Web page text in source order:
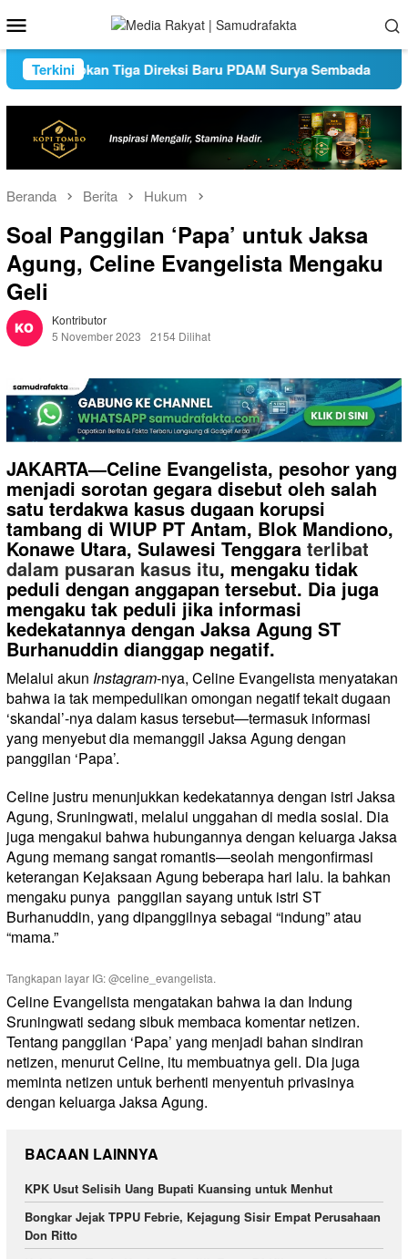
ke
kontenMobile
Terkini
Tetapkan Tiga Direksi Baru PDAM Surya Sembada
Beranda Berita Hukum
Soal Panggilan ‘Papa’ untuk Jaksa
Agung, Celine Evangelista Mengaku
Geli
Kontributor
5 November 2023
2154 Dilihat
JAKARTA—Celine Evangelista, pesohor yang
menjadi sorotan gegara disebut oleh salah
satu terdakwa kasus dugaan korupsi
tambang di WIUP PT Antam, Blok Mandiono,
Konawe Utara, Sulawesi Tenggara terlibat
dalam pusaran kasus itu, mengaku tidak
peduli dengan anggapan tersebut. Dia juga
mengaku tak peduli jika informasi
kedekatannya dengan Jaksa Agung ST
Burhanuddin dianggap negatif.
Melalui akun Instagram-nya, Celine Evangelista menyatakan
bahwa ia tak mempedulikan omongan negatif tekait dugaan
‘skandal’-nya dalam kasus tersebut—termasuk informasi
yang menyebut dia memanggil Jaksa Agung dengan
panggilan ‘Papa’.
Celine justru menunjukkan kedekatannya dengan istri Jaksa
Agung, Sruningwati, melalui unggahan di media sosial. Dia
juga mengakui bahwa hubungannya dengan keluarga Jaksa
Agung memang sangat romantis—seolah mengonfirmasi
keterangan Kejaksaan Agung beberapa hari lalu. Ia bahkan
mengaku punya panggilan sayang untuk istri ST
Burhanuddin, yang dipanggilnya sebagai “indung” atau
“mama.”
Tangkapan layar IG: @celine_evangelista.
Celine Evangelista mengatakan bahwa ia dan Indung
Sruningwati sedang sibuk membaca komentar netizen.
Tentang panggilan ‘Papa’ yang menjadi bahan sindiran
netizen, menurut Celine, itu membuatnya geli. Dia juga
meminta netizen untuk berhenti menyentuh privasinya
dengan keluarga Jaksa Agung.
BACAAN LAINNYA
KPK Usut Selisih Uang Bupati Kuansing untuk Menhut
Bongkar Jejak TPPU Febrie, Kejagung Sisir Empat Perusahaan
Don Ritto